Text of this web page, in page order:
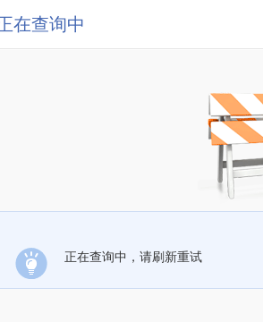
在查询中
正在查询中，请刷新重试